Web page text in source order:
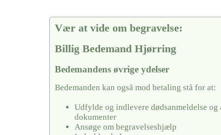
Vær at vide om begravelse:
Billig Bedemand Hjørring
Bedemandens øvrige ydelser
Bedemanden kan også mod betaling stå for at:
Udfylde og indlevere dødsanmeldelse
dokumenter
Ansøge om begravelseshjælp